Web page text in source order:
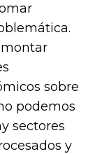
sobre
podemos
sectores
y